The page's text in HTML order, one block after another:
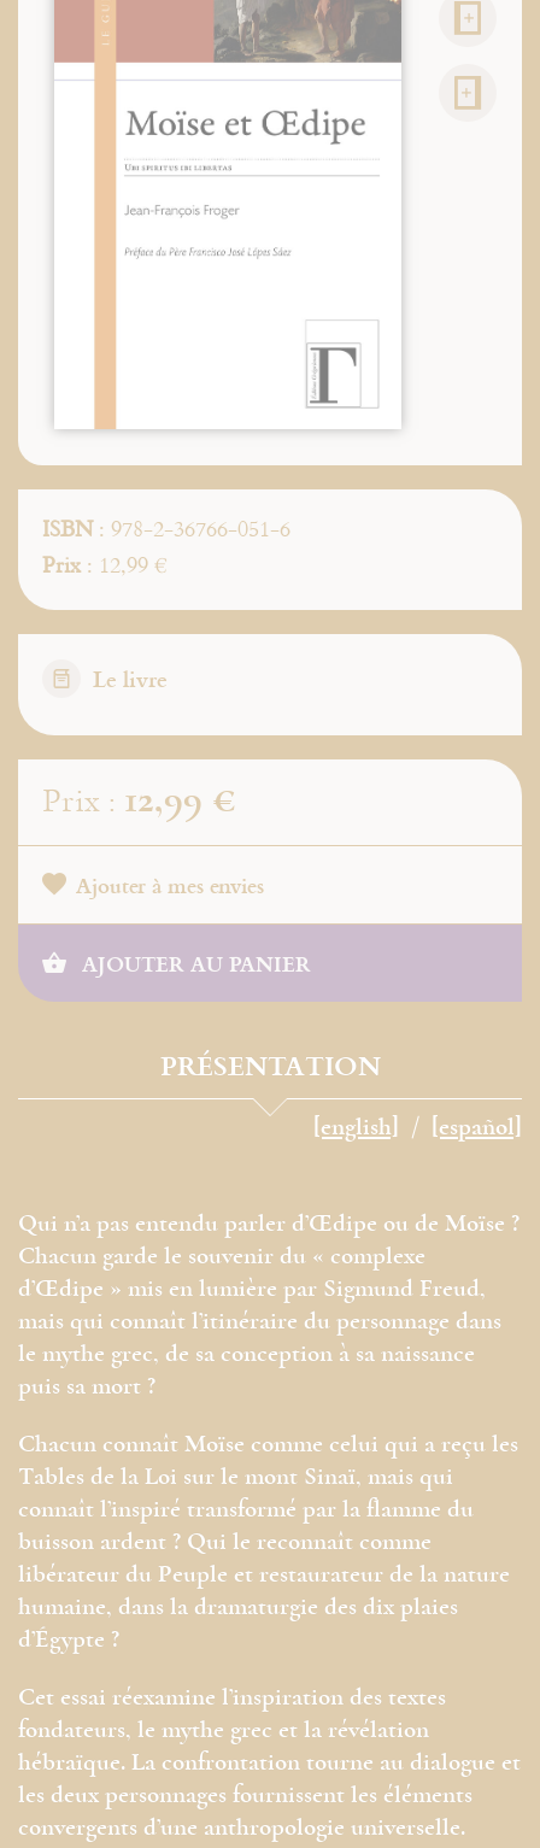
ISBN: 978-2-36766-051-6
Prix: 12,99 €
Le livre
Prix : 12,99 €
Ajouter à mes envies
AJOUTER AU PANIER
PRÉSENTATION
[english] [español]
Qui n’a pas entendu parler d’Œdipe ou de Moïse ?
Chacun garde le souvenir du « complexe
d’Œdipe » mis en lumière par Sigmund Freud,
mais qui connaît l’itinéraire du personnage dans
le mythe grec, de sa conception à sa naissance
puis sa mort ?
Chacun connaît Moïse comme celui qui a reçu les
Tables de la Loi sur le mont Sinaï, mais qui
connaît l’inspiré transformé par la flamme du
buisson ardent ? Qui le reconnaît comme
libérateur du Peuple et restaurateur de la nature
humaine, dans la dramaturgie des dix plaies
d’Égypte ?
Cet essai réexamine l’inspiration des textes
fondateurs, le mythe grec et la révélation
hébraïque. La confrontation tourne au dialogue et
les deux personnages fournissent les éléments
convergents d’une anthropologie universelle.